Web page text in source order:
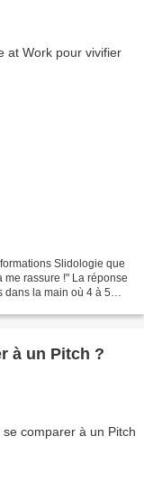
Slidologie que
me rassure !" La réponse
dans la main où 4 à 5
à un Pitch ?